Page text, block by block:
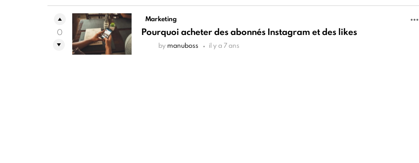
Marketing
Pourquoi acheter des abonnés Instagram et des likes
by manuboss il y a 7 ans
0